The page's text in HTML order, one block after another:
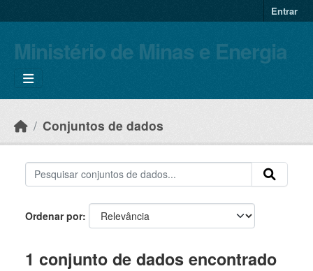
Entrar
Ministério de Minas e Energia
Conjuntos de dados
Ordenar por
1 conjunto de dados encontrado